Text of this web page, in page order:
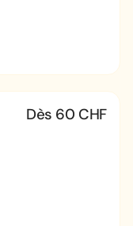
Dès 60 CHF